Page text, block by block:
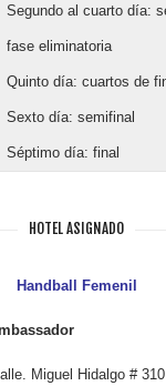
Segundo al cuarto día:
fase eliminatoria
Quinto día: cuartos de
Sexto día: semifinal
Séptimo día: final
HOTEL ASIGNADO
Handball Femenil
Miguel Hidalgo # 310